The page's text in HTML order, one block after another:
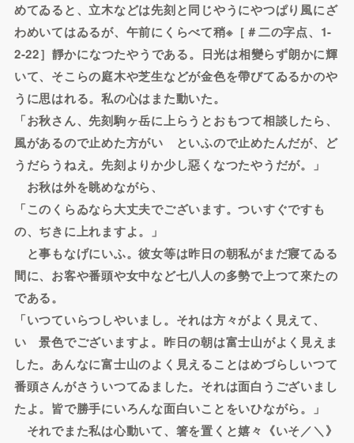
めてゐると、立木などは先刻と同じやうにやつぱり風にざ
わめいてはゐるが、午前にくらべて稍※［＃二の字点、1-
2-22］靜かになつたやうである。日光は相變らず朗かに輝
いて、そこらの庭木や芝生などが金色を帶びてゐるかのや
うに思はれる。私の心はまた動いた。
「お秋さん、先刻駒ヶ岳に上らうとおもつて相談したら、
風があるので止めた方がいゝといふので止めたんだが、ど
うだらうねえ。先刻よりか少し惡くなつたやうだが。」
お秋は外を眺めながら、
「このくらゐなら大丈夫でございます。ついすぐですも
の、ぢきに上れますよ。」
と事もなげにいふ。彼女等は昨日の朝私がまだ寢てゐる
間に、お客や番頭や女中など七八人の多勢で上つて來たの
である。
「いつていらつしやいまし。それは方々がよく見えて、
いゝ景色でございますよ。昨日の朝は富士山がよく見えま
した。あんなに富士山のよく見えることはめづらしいつて
番頭さんがさういつてゐました。それは面白うございまし
たよ。皆で勝手にいろんな面白いことをいひながら。」
それでまた私は心動いて、箸を置くと嬉々《いそ／＼》